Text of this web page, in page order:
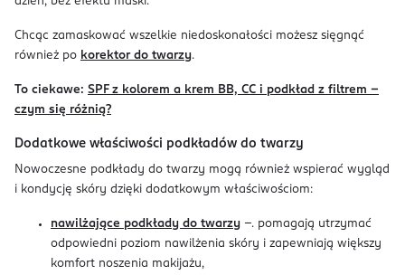
Chcąc zamaskować wszelkie niedoskonałości możesz sięgnąć
również po korektor do twarzy.
To ciekawe: SPF z kolorem a krem BB, CC i podkład z filtrem –
czym się różnią?
Dodatkowe właściwości podkładów do twarzy
Nowoczesne podkłady do twarzy mogą również wspierać wygląd
i kondycję skóry dzięki dodatkowym właściwościom:
nawilżające podkłady do twarzy –. pomagają utrzymać
odpowiedni poziom nawilżenia skóry i zapewniają większy
komfort noszenia makijażu,